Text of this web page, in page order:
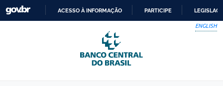
Skip to main content
PARA
O
CONTEÚDO
ACESSO À INFORMAÇÃO PARTICIPE
ENGLISH